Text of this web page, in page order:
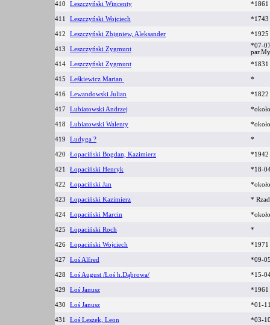
410
Leszczyński Wincenty *1861
411 Leszczyński Wojciech *1743
412 Leszczyński Zbigniew, Aleksander *1925
413 Leszczyński Zygmunt
*07-
414
Leszczyński Zygmunt *1831
415 Leśkiewicz Marian *
416 Lewandowski Julian *1822
417 Lubiatowski Andrzej
418 Lubiatowski Walenty
419 Ludyga ? *
420 Łopaciński Bogdan, Kazimierz *1942
421 Łopaciński Henryk *18-
422 Łopaciński Jan
423 Łopaciński Kazimierz *
424 Łopaciński Marcin
425 Łopaciński Roch *
426 Łopaciński Wojciech *1971
427 Łoś Alfred *09-
428 Łoś August /Łoś h.Dąbrowa/ *15-
429 Łoś Janusz *1961
430 Łoś Janusz *01-
431 Łoś Leszek, Leon *03-